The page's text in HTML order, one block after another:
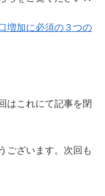
増加に必須の３つの
はこれにて記事を閉
ございます。次回も